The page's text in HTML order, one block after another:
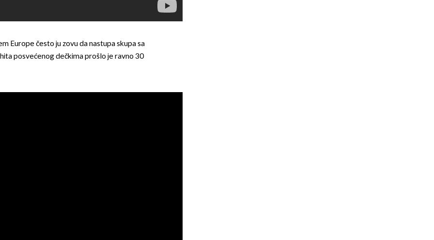
Europe često ju zovu da nastupa skupa sa
posvećenog dečkima prošlo je ravno 30